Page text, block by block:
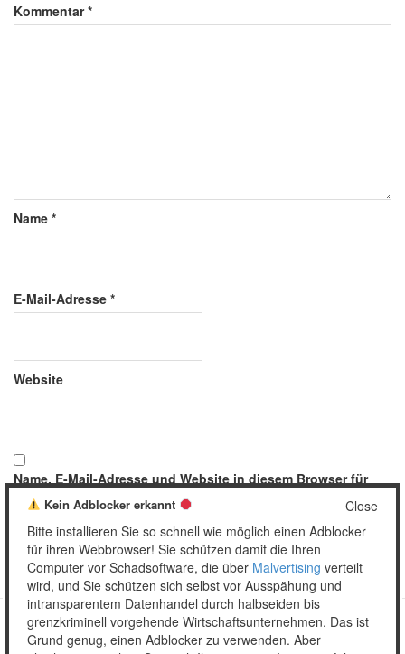
Kommentar*
Name *
E-Mail-Adresse *
Website
Name, E-Mail-Adresse und Website in diesem Browser für
meinen nächsten Kommentar speichern.
Copyright © 2026 Unser täglich Spam.
Close
Kein Adblocker erkannt
Bitte installieren Sie so schnell wie möglich einen Adblocker
für ihren Webbrowser! Sie schützen damit die Ihren
Computer vor Schadsoftware, die über Malvertising verteilt
wird, und Sie schützen sich selbst vor Ausspähung und
intransparentem Datenhandel durch halbseiden bis
grenzkriminell vorgehende Wirtschaftsunternehmen. Das ist
Grund genug, einen Adblocker zu verwenden. Aber